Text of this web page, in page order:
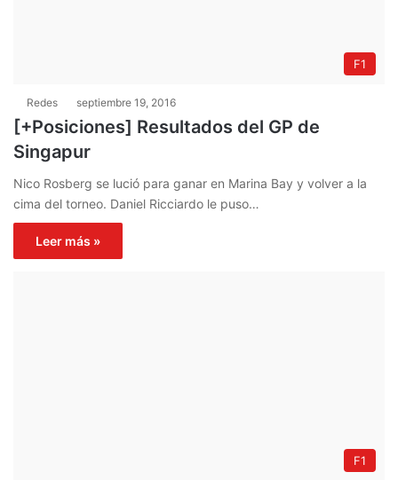
F1
Redes septiembre 19, 2016
[+Posiciones] Resultados del GP de
Singapur
Nico Rosberg se lució para ganar en Marina Bay y volver a la
cima del torneo. Daniel Ricciardo le puso…
Leer más »
F1